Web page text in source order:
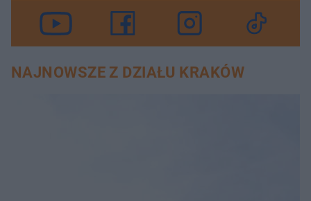
NAJNOWSZE Z DZIAŁU KRAKÓW